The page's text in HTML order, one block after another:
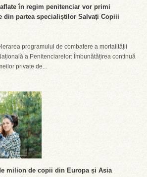
în regim penitenciar vor primi
din partea specialiștilor Salvați Copiii
programului de combatere a mortalității
a Penitenciarelor: Îmbunătățirea continuă
private de...
milion de copii din Europa și Asia